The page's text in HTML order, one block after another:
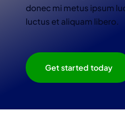
donec mi metus ipsum
luctus et aliquam libero.
Get started today